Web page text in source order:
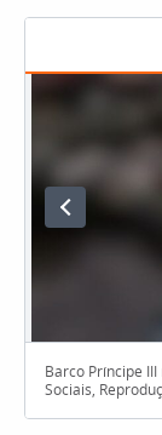
Barco Príncipe
Sociais,